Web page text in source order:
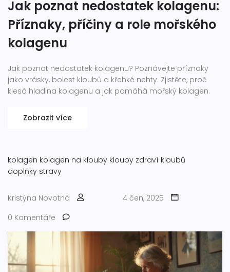
Jak poznat nedostatek kolagenu:
Příznaky, příčiny a role mořského
kolagenu
Jak poznat nedostatek kolagenu? Poznávejte příznaky
jako vrásky, bolest kloubů a křehké nehty. Zjistěte, proč
klesá hladina kolagenu a jak pomáhá mořský kolagen.
Zobrazit více
kolagen kolagen na klouby klouby zdraví kloubů
doplňky stravy
Kristýna Novotná
4 čen, 2025
0 Komentáře